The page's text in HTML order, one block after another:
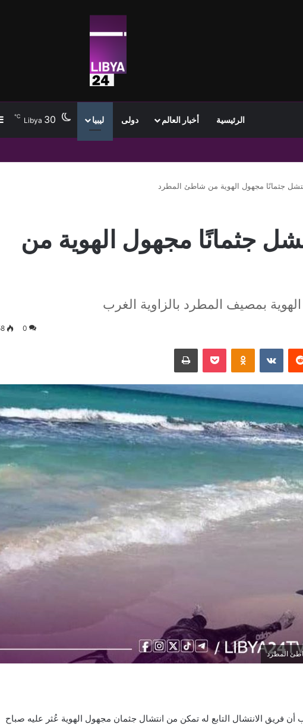
الرئيسية أخبار العالم دولى ليبيا Libya 30
℃
الحمامة والحنية
جثمانًا مجهول الهوية من شاطئ المطرد
جثمانًا مجهول الهوية من
بمصيف المطرد بالزاوية الغرب
0
Odnoklassniki
‫Pocket طباعة
المطرد
أن فريق الانتشال التابع له تمكن من انتشال جثمان مجهول الهوية عُثر عليه صباح